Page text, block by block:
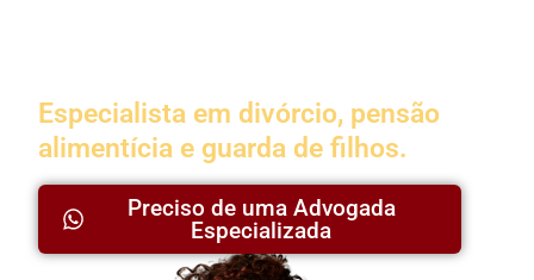
Especialista em divórcio, pensão
alimentícia e guarda de filhos.
Preciso de uma Advogada
Especializada